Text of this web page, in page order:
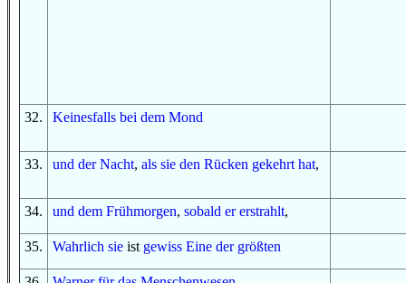
32. Keinesfalls bei dem Mond
33. und der Nacht, als sie den Rücken gekehrt hat,
34. und dem Frühmorgen, sobald er erstrahlt,
35. Wahrlich sie ist gewiss Eine der größten